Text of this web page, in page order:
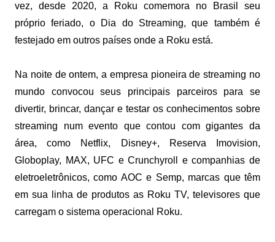
vez, desde 2020, a Roku comemora no Brasil seu
próprio feriado, o Dia do Streaming, que também é
festejado em outros países onde a Roku está.
Na noite de ontem, a empresa pioneira de streaming no
mundo convocou seus principais parceiros para se
divertir, brincar, dançar e testar os conhecimentos sobre
streaming num evento que contou com gigantes da
área, como Netflix, Disney+, Reserva Imovision,
Globoplay, MAX, UFC e Crunchyroll e companhias de
eletroeletrônicos, como AOC e Semp, marcas que têm
em sua linha de produtos as Roku TV, televisores que
carregam o sistema operacional Roku.